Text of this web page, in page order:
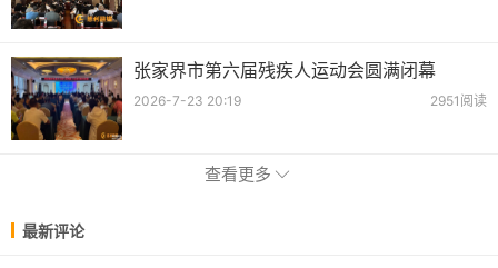
张家界市第六届残疾人运动会圆满闭幕
2026-7-23 20:19 2951阅读
查看更多
最新评论